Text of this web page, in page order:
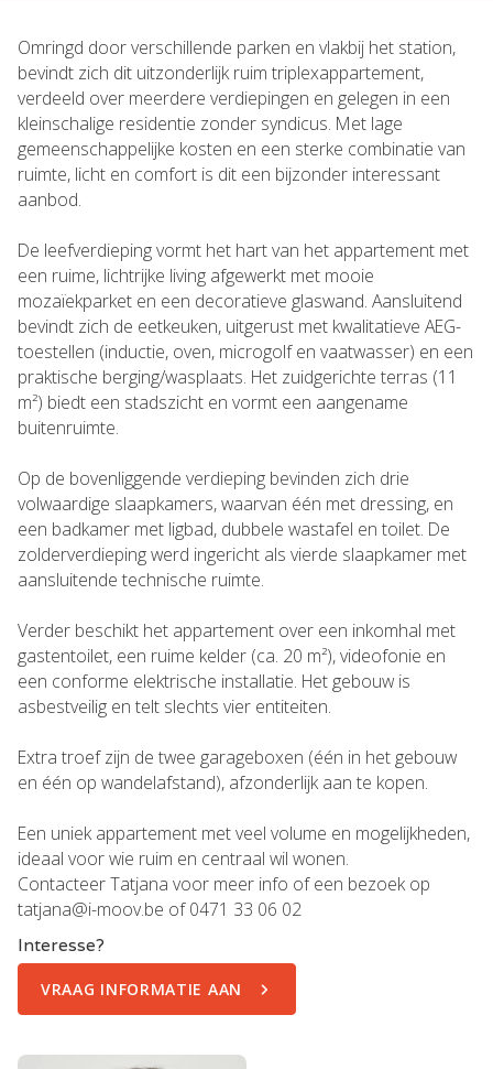
Omringd door verschillende parken en vlakbij het station,
bevindt zich dit uitzonderlijk ruim triplexappartement,
verdeeld over meerdere verdiepingen en gelegen in een
kleinschalige residentie zonder syndicus. Met lage
gemeenschappelijke kosten en een sterke combinatie van
ruimte, licht en comfort is dit een bijzonder interessant
aanbod.
De leefverdieping vormt het hart van het appartement met
een ruime, lichtrijke living afgewerkt met mooie
mozaïekparket en een decoratieve glaswand. Aansluitend
bevindt zich de eetkeuken, uitgerust met kwalitatieve AEG-
toestellen (inductie, oven, microgolf en vaatwasser) en een
praktische berging/wasplaats. Het zuidgerichte terras (11
m²) biedt een stadszicht en vormt een aangename
buitenruimte.
Op de bovenliggende verdieping bevinden zich drie
volwaardige slaapkamers, waarvan één met dressing, en
een badkamer met ligbad, dubbele wastafel en toilet. De
zolderverdieping werd ingericht als vierde slaapkamer met
aansluitende technische ruimte.
Verder beschikt het appartement over een inkomhal met
gastentoilet, een ruime kelder (ca. 20 m²), videofonie en
een conforme elektrische installatie. Het gebouw is
asbestveilig en telt slechts vier entiteiten.
Extra troef zijn de twee garageboxen (één in het gebouw
en één op wandelafstand), afzonderlijk aan te kopen.
Een uniek appartement met veel volume en mogelijkheden,
ideaal voor wie ruim en centraal wil wonen.
Contacteer Tatjana voor meer info of een bezoek op
tatjana@i-moov.be of 0471 33 06 02
Interesse?
VRAAG INFORMATIE AAN